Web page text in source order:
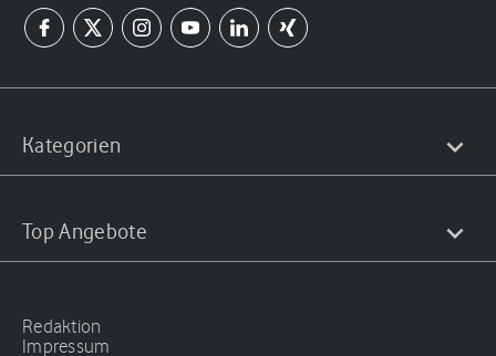
Kategorien
Top Angebote
Redaktion
Impressum